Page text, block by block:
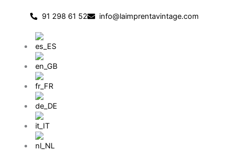
91 298 61 52 info@laimprentavintage.com